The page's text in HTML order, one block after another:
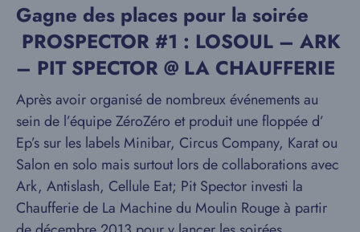
Gagne des places pour la soirée
PROSPECTOR #1 : LOSOUL – ARK
– PIT SPECTOR @ LA CHAUFFERIE
Après avoir organisé de nombreux événements au
sein de l’équipe ZéroZéro et produit une floppée d’
Ep’s sur les labels Minibar, Circus Company, Karat ou
Salon en solo mais surtout lors de collaborations avec
Ark, Antislash, Cellule Eat; Pit Spector investi la
Chaufferie de La Machine du Moulin Rouge à partir